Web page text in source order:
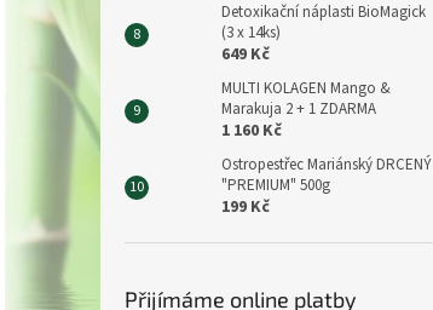
Detoxikační náplasti BioMagick
(3 x 14ks)
649 Kč
MULTI KOLAGEN Mango &
Marakuja 2 + 1 ZDARMA
1 160 Kč
Ostropestřec Mariánský DRCENÝ
"PREMIUM" 500g
199 Kč
Přijímáme online platby